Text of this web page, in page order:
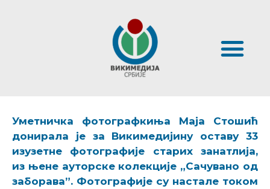
Уметничка фотографкиња Маја Стошић
донирала је за Викимедијину оставу 33
изузетне фотографије старих занатлија,
из њене ауторске колекције „Сачувано од
заборава”. Фотографије су настале током